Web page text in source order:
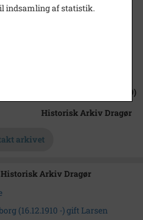
9 x 14 cm
Dragør Sogn (1954-2050)
Historisk Arkiv Dragør
arkivet
Historisk Arkiv Dragør
(16.12.1910 -) gift Larsen
indsamling af statistik.